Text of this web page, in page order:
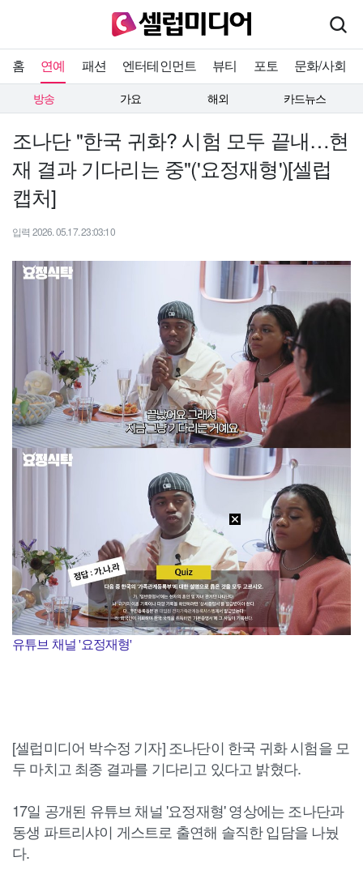
홈 연예 패션 엔터테인먼트 뷰티 포토 문화/사회
방송 가요 해외 카드뉴스
조나단 "한국 귀화? 시험 모두 끝내…현
재 결과 기다리는 중"('요정재형')[셀럽
캡처]
입력 2026. 05.17. 23:03:10
유튜브 채널 '요정재형'
[셀럽미디어 박수정 기자] 조나단이 한국 귀화 시험을 모
두 마치고 최종 결과를 기다리고 있다고 밝혔다.
17일 공개된 유튜브 채널 '요정재형' 영상에는 조나단과
동생 파트리샤이 게스트로 출연해 솔직한 입담을 나눴
다.